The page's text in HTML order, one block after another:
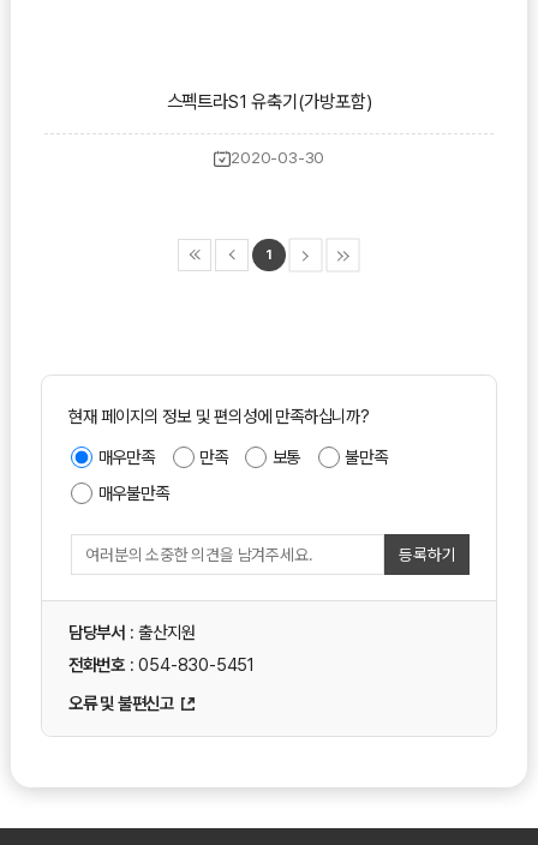
스펙트라S1 유축기(가방포함)
2020-03-30
1
현재 페이지의 정보 및 편의성에 만족하십니까?
매우만족 만족 보통
불만족
매우불만족
등록하기
담당부서: 출산지원
전화번호: 054-830-5451
오류 및 불편신고